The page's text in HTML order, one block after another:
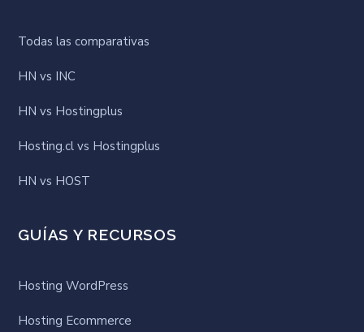
Todas las comparativas
HN vs INC
HN vs Hostingplus
Hosting.cl vs Hostingplus
HN vs HOST
GUÍAS Y RECURSOS
Hosting WordPress
Hosting Ecommerce